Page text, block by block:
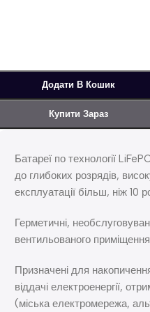
Додати В Кошик
Купити Зараз
Батареї по технології
до глибоких розрядів,
експлуатації більш, ніж 10
Герметичні,
вентильованого
Призначені для
віддачі електроенергії,
(міська електромережа,